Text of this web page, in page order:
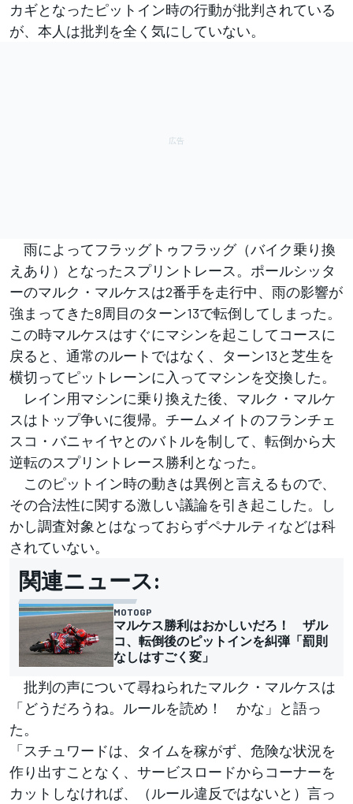
カギとなったピットイン時の行動が批判されている
が、本人は批判を全く気にしていない。
雨によってフラッグトゥフラッグ（バイク乗り換
えあり）となったスプリントレース。ポールシッタ
ーのマルク・マルケスは2番手を走行中、雨の影響が
強まってきた8周目のターン13で転倒してしまった。
この時マルケスはすぐにマシンを起こしてコースに
戻ると、通常のルートではなく、ターン13と芝生を
横切ってピットレーンに入ってマシンを交換した。
レイン用マシンに乗り換えた後、マルク・マルケ
スはトップ争いに復帰。チームメイトのフランチェ
スコ・バニャイヤとのバトルを制して、転倒から大
逆転のスプリントレース勝利となった。
このピットイン時の動きは異例と言えるもので、
その合法性に関する激しい議論を引き起こした。し
かし調査対象とはなっておらずペナルティなどは科
されていない。
関連ニュース:
MOTOGP
マルケス勝利はおかしいだろ！ ザル
コ、転倒後のピットインを糾弾「罰則
なしはすごく変」
批判の声について尋ねられたマルク・マルケスは
「どうだろうね。ルールを読め！ かな」と語っ
た。
「スチュワードは、タイムを稼がず、危険な状況を
作り出すことなく、サービスロードからコーナーを
カットしなければ、（ルール違反ではないと）言っ